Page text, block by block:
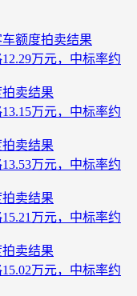
额度拍卖结果
万元，中标率约
卖结果
万元，中标率约
卖结果
万元，中标率约
卖结果
万元，中标率约
卖结果
万元，中标率约